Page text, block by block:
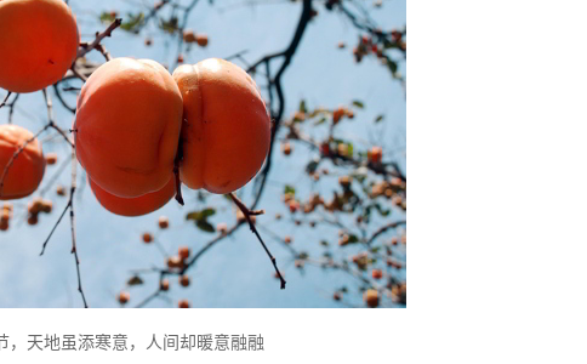
，天地虽添寒意，人间却暖意融融